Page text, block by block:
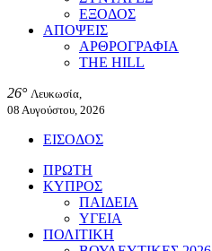
ΕΞΟΔΟΣ
ΑΠΟΨΕΙΣ
ΑΡΘΡΟΓΡΑΦΙΑ
THE HILL
26° Λευκωσία,
08 Αυγούστου, 2026
ΕΙΣΟΔΟΣ
ΠΡΩΤΗ
ΚΥΠΡΟΣ
ΠΑΙΔΕΙΑ
ΥΓΕΙΑ
ΠΟΛΙΤΙΚΗ